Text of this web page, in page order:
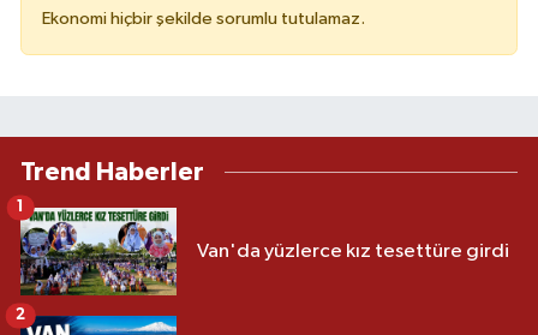
Ekonomi hiçbir şekilde sorumlu tutulamaz.
Trend Haberler
Van'da yüzlerce kız tesettüre girdi
2